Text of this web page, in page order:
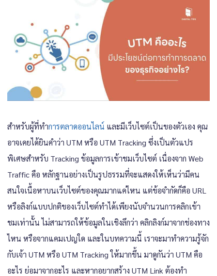
สำหรับผู้ที่ทำการตลาดออนไลน์ และมีเว็บไซต์เป็นของตัวเอง คุณ
อาจเคยได้ยินคำว่า UTM หรือ UTM Tracking ซึ่งเป็นตัวแปร
พิเศษสำหรับ Tracking ข้อมูลการเข้าชมเว็บไซต์ เนื่องจาก Web
Traffic คือ หลักฐานอย่างเป็นรูปธรรมที่จะแสดงให้เห็นว่ามีคน
สนใจเนื้อหาบนเว็บไซต์ของคุณมากแค่ไหน แต่ข้อจำกัดก็คือ URL
หรือลิงก์แบบปกติของเว็บไซต์ทำได้เพียงนับจำนวนการคลิกเข้า
ชมเท่านั้น ไม่สามารถให้ข้อมูลในเชิงลึกว่า คลิกลิงก์มาจากช่องทาง
ไหน หรือจากแคมเปญใด และในบทความนี้ เราจะมาทำความรู้จัก
กับเจ้า UTM หรือ UTM Tracking ให้มากขึ้น มาดูกันว่า UTM คือ
อะไร ย่อมาจากอะไร และหากอยากสร้าง UTM Link ต้องทำ